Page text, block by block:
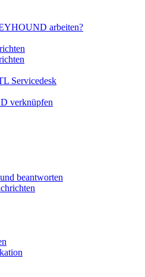
arbeiten?
Servicedesk
verknüpfen
beantworten